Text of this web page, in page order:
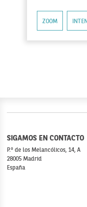
ZOOM
SIGAMOS EN CONTACTO
P.º de los Melancólicos, 14, A
28005 Madrid
España